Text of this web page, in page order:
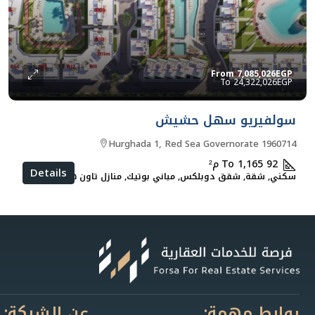
From7,085,026EGP
24,322,026EGP
سولفيريو سهل حشيش
Hurghada 1, Red Sea Governorate 1960714
92 To 1,165 م²
سكني, شقة, شقق دوبلكس, مباني بوتيك, منازل تاون هاوسDetails